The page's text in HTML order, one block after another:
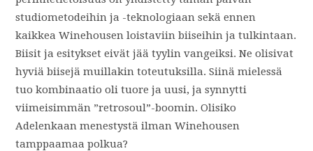
studiometodeihin ja -teknologiaan sekä ennen
kaikkea Winehousen loistaviin biiseihin ja tulkintaan.
Biisit ja esitykset eivät jää tyylin vangeiksi. Ne olisivat
hyviä biisejä muillakin toteutuksilla. Siinä mielessä
tuo kombinaatio oli tuore ja uusi, ja synnytti
viimeisimmän ”retrosoul”-boomin. Olisiko
Adelenkaan menestystä ilman Winehousen
tamppaamaa polkua?